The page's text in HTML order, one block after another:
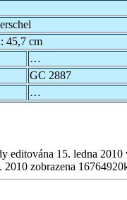
45,7 cm
…
GC 2887
…
editována 15. ledna 2010
2010 zobrazena